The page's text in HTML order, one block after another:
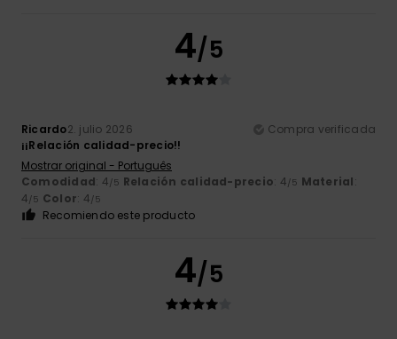
4/5
Ricardo2. julio 2026
Compra verificada
¡¡Relación calidad-precio!!
Mostrar original - Português
Comodidad: 4/5 Relación calidad-precio: 4/5 Material:
4/5 Color: 4/5
Recomiendo este producto
4/5